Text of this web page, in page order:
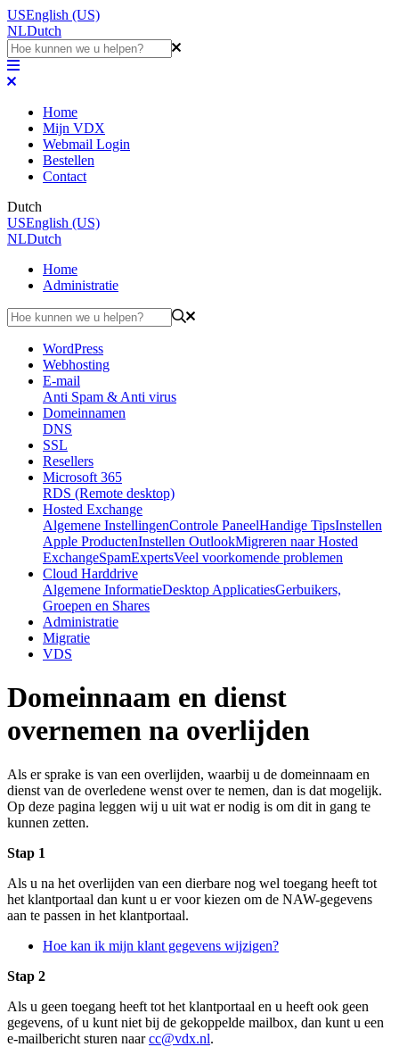
USEnglish (US)
NLDutch
Home
Mijn VDX
Webmail Login
Bestellen
Contact
Dutch
USEnglish (US)
NLDutch
Home
Administratie
WordPress
Webhosting
E-mail
Anti Spam & Anti virus
Domeinnamen
DNS
SSL
Resellers
Microsoft 365
RDS (Remote desktop)
Hosted Exchange
Algemene InstellingenControle PaneelHandige TipsInstellen
Apple ProductenInstellen OutlookMigreren naar Hosted
ExchangeSpamExpertsVeel voorkomende problemen
Cloud Harddrive
Algemene InformatieDesktop ApplicatiesGerbuikers,
Groepen en Shares
Administratie
Migratie
VDS
Domeinnaam en dienst
overnemen na overlijden
Als er sprake is van een overlijden, waarbij u de domeinnaam en
dienst van de overledene wenst over te nemen, dan is dat mogelijk.
Op deze pagina leggen wij u uit wat er nodig is om dit in gang te
kunnen zetten.
Stap 1
Als u na het overlijden van een dierbare nog wel toegang heeft tot
het klantportaal dan kunt u er voor kiezen om de NAW-gegevens
aan te passen in het klantportaal.
Hoe kan ik mijn klant gegevens wijzigen?
Stap 2
Als u geen toegang heeft tot het klantportaal en u heeft ook geen
gegevens, of u kunt niet bij de gekoppelde mailbox, dan kunt u een
e-mailbericht sturen naarcc@vdx.nl.